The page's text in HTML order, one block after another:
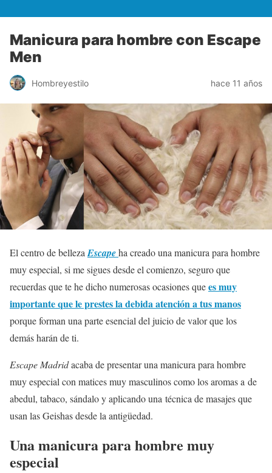
Manicura para hombre con Escape
Men
Hombreyestilo hace 11 años
El centro de belleza Escapeha creado una manicura para hombre
muy especial, si me sigues desde el comienzo, seguro que
recuerdas que te he dicho numerosas ocasiones quees muy
importante que le prestes la debida atención a tus manos
porque forman una parte esencial del juicio de valor que los
demás harán de ti.
Escape Madridacaba de presentar una manicura para hombre
muy especial con matices muy masculinos como los aromas a de
abedul, tabaco, sándalo y aplicando una técnica de masajes que
usan las Geishas desde la antigüedad.
Una manicura para hombre muy
especial